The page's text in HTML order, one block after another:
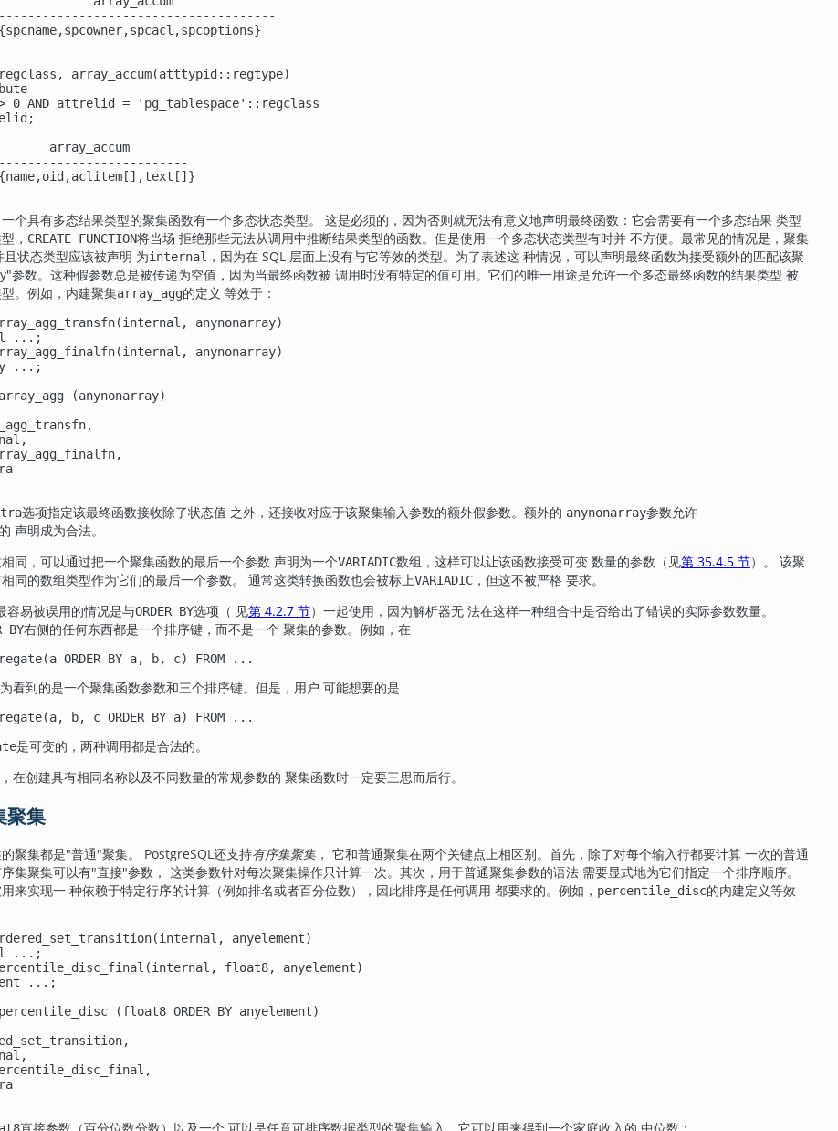
array_accum(atttypid::regtype)
0 AND attrelid = 'pg_tablespace'::regclass
|        array_accum
个具有多态结果类型的聚集函数有一个多态状态类型。 这是必须的，因为否则就无法有意义地声明最终函数：它会需要有一个多态结果 类型
， CREATE FUNCTION将当场 拒绝那些无法从调用中推断结果类型的函数。但是使用一个多态状态类型有时并 不方便。最常见的情况是，聚集
状态类型应该被声明 为internal ，因为在 SQL 层面上没有与它等效的类型。为了表述这 种情况，可以声明最终函数为接受额外的匹配该聚
参数。这种假参数总是被传递为空值，因为当最终函数被 调用时没有特定的值可用。它们的唯一用途是允许一个多态最终函数的结果类型 被
。例如，内建聚集array_agg的定义 等效于：
array_agg_transfn(internal, anynonarray)
...;
array_agg_finalfn(internal, anynonarray)
...;
array_agg (anynonarray)
选项指定该最终函数接收除了状态值 之外，还接收对应于该聚集输入参数的额外假参数。额外的 anynonarray参数允许
的 声明成为合法。
同，可以通过把一个聚集函数的最后一个参数 声明为一个VARIADIC数组，这样可以让该函数接受可变 数量的参数（见第 35.4.5 节）。 该聚
同的数组类型作为它们的最后一个参数。 通常这类转换函数也会被标上VARIADIC ，但这不被严格 要求。
容易被误用的情况是与ORDER BY选项（ 见第 4.2.7 节）一起使用，因为解析器无 法在这样一种组合中是否给出了错误的实际参数数量。
BY右侧的任何东西都是一个排序键，而不是一个 聚集的参数。例如，在
ORDER BY a, b, c) FROM ...
看到的是一个聚集函数参数和三个排序键。但是，用户 可能想要的是
b, c ORDER BY a) FROM ...
是可变的，两种调用都是合法的。
在创建具有相同名称以及不同数量的常规参数的 聚集函数时一定要三思而后行。
聚集
聚集都是"普通"聚集。 PostgreSQL还支持有序集聚集 ， 它和普通聚集在两个关键点上相区别。首先，除了对每个输入行都要计算 一次的普通
集聚集可以有"直接"参数， 这类参数针对每次聚集操作只计算一次。其次，用于普通聚集参数的语法 需要显式地为它们指定一个排序顺序。
来实现一 种依赖于特定行序的计算（例如排名或者百分位数），因此排序是任何调用 都要求的。例如， percentile_disc的内建定义等效
ordered_set_transition(internal, anyelement)
...;
percentile_disc_final(internal, float8, anyelement)
...;
percentile_disc (float8 ORDER BY anyelement)